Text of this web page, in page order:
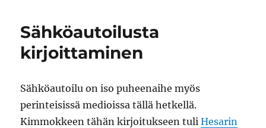
Sähköautoilusta
kirjoittaminen
Sähköautoilu on iso puheenaihe myös
perinteisissä medioissa tällä hetkellä.
Kimmokkeen tähän kirjoitukseen tuliHesarin